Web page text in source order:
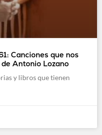
Canciones que nos
Antonio Lozano
y libros que tienen